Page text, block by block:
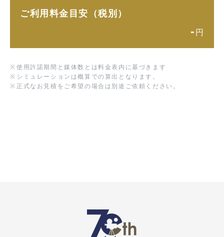
ご利用料金目安（税別）
- 円
※ 使用許諾期間と媒体数とは料金表内に基づきます
※ シミュレーションは概算での算出となります。
※ 正式なお見積をご希望の場合は別途ご依頼ください。